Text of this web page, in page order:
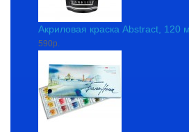
Акриловая краска Abstract, 120
590р.